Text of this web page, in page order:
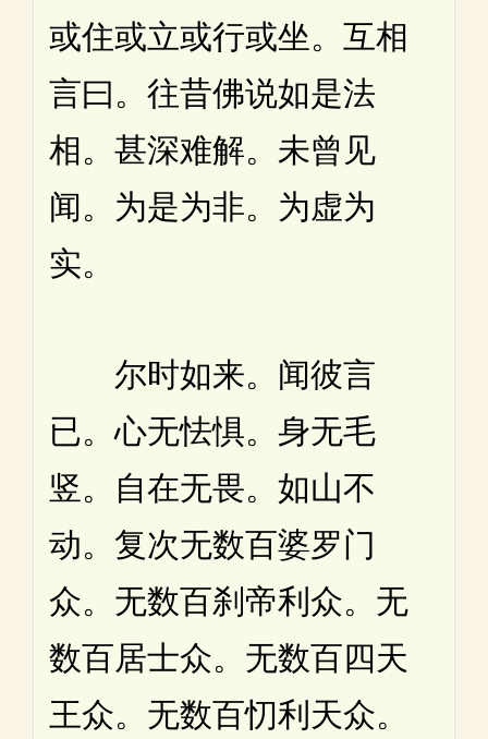
或住或立或行或坐。互相
言曰。往昔佛说如是法
相。甚深难解。未曾见
闻。为是为非。为虚为
实。
尔时如来。闻彼言
已。心无怯惧。身无毛
竖。自在无畏。如山不
动。复次无数百婆罗门
众。无数百刹帝利众。无
数百居士众。无数百四天
王众。无数百忉利天众。